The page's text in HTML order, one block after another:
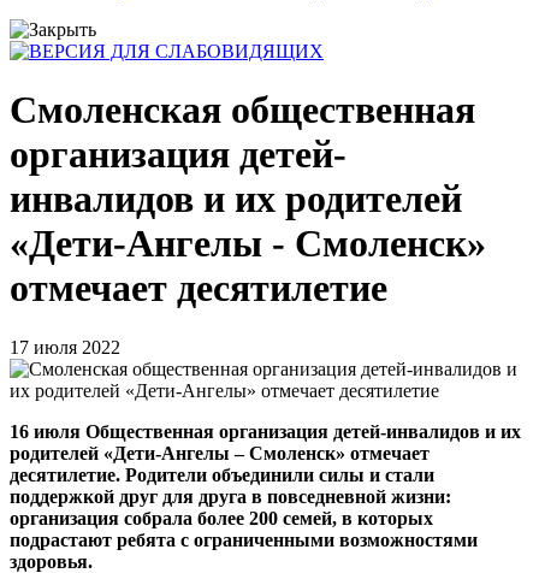
Смоленская общественная
организация детей-
инвалидов и их родителей
«Дети-Ангелы - Смоленск»
отмечает десятилетие
17 июля 2022
16 июля Общественная организация детей-инвалидов и их
родителей «Дети-Ангелы – Смоленск» отмечает
десятилетие. Родители объединили силы и стали
поддержкой друг для друга в повседневной жизни:
организация собрала более 200 семей, в которых
подрастают ребята с ограниченными возможностями
здоровья.